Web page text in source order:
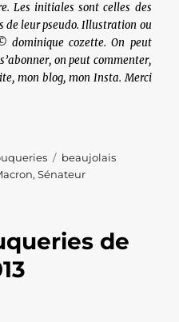
Les initiales sont celles des
de leur pseudo. Illustration ou
dominique cozette. On peut
on peut commenter,
mon blog, mon Insta. Merci
Étiquettes
beaujolais
,Sénateur
de